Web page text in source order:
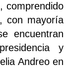
comprendido
con mayoría
encuentran
y
Andreo en